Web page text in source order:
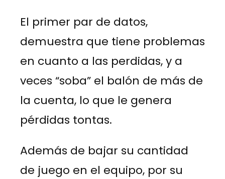
El primer par de datos,
demuestra que tiene problemas
en cuanto a las perdidas, y a
veces “soba” el balón de más de
la cuenta, lo que le genera
pérdidas tontas.
Además de bajar su cantidad
de juego en el equipo, por su